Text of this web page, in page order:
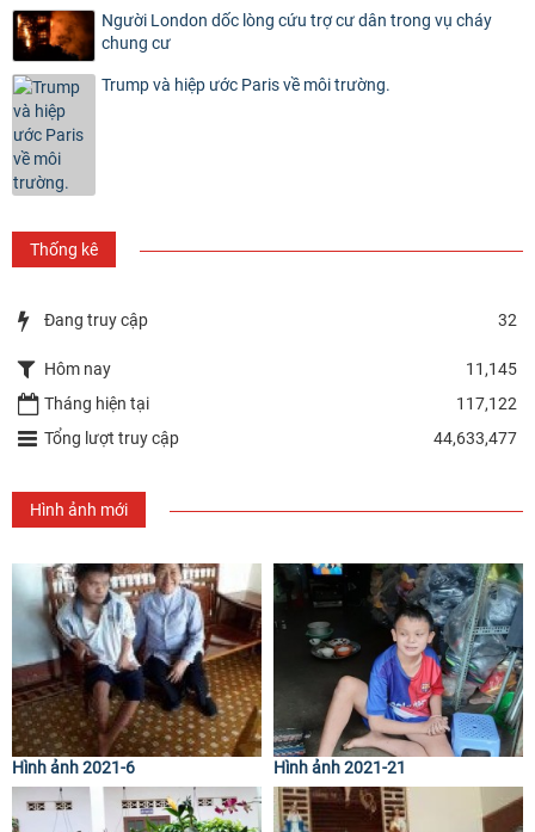
Người London dốc lòng cứu trợ cư dân trong vụ cháy
chung cư
Trump và hiệp ước Paris về môi trường.
Thống kê
Đang truy cập 32
Hôm nay
11,145
Tháng hiện tại
117,122
Tổng lượt truy cập
44,633,477
Hình ảnh mới
Hình ảnh 2021-6 Hình ảnh 2021-21